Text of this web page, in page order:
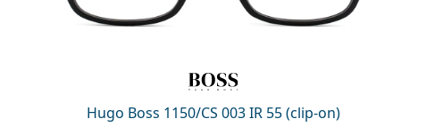
Hugo Boss 1150/CS 003 IR 55 (clip-on)